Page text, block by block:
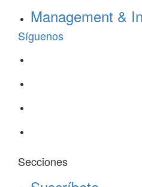
Management &
Síguenos
Secciones